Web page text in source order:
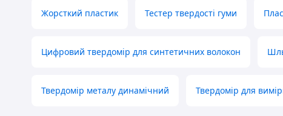
Жорсткий пластик Тестер твердості гуми
Цифровий твердомір для синтетичних волокон
Твердомір металу динамічний Твердомір для